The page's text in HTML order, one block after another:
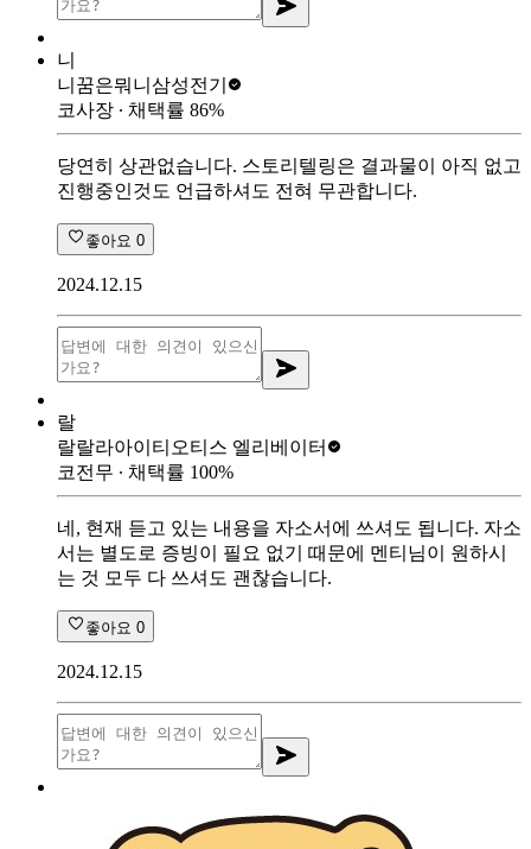
니
니꿈은뭐니 삼성전기
코사장 ∙ 채택률 86%
당연히 상관없습니다. 스토리텔링은 결과물이 아직 없고
진행중인것도 언급하셔도 전혀 무관합니다.
좋아요 0
2024.12.15
랄
랄랄라아이티 오티스 엘리베이터
코전무 ∙ 채택률 100%
네, 현재 듣고 있는 내용을 자소서에 쓰셔도 됩니다. 자소
서는 별도로 증빙이 필요 없기 때문에 멘티님이 원하시
는 것 모두 다 쓰셔도 괜찮습니다.
좋아요 0
2024.12.15